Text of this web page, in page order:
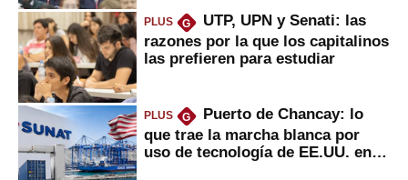
PLUS G
UTP, UPN y Senati: las
razones por la que los capitalinos
las prefieren para estudiar
PLUS G
Puerto de Chancay: lo
que trae la marcha blanca por
uso de tecnología de EE.UU. en